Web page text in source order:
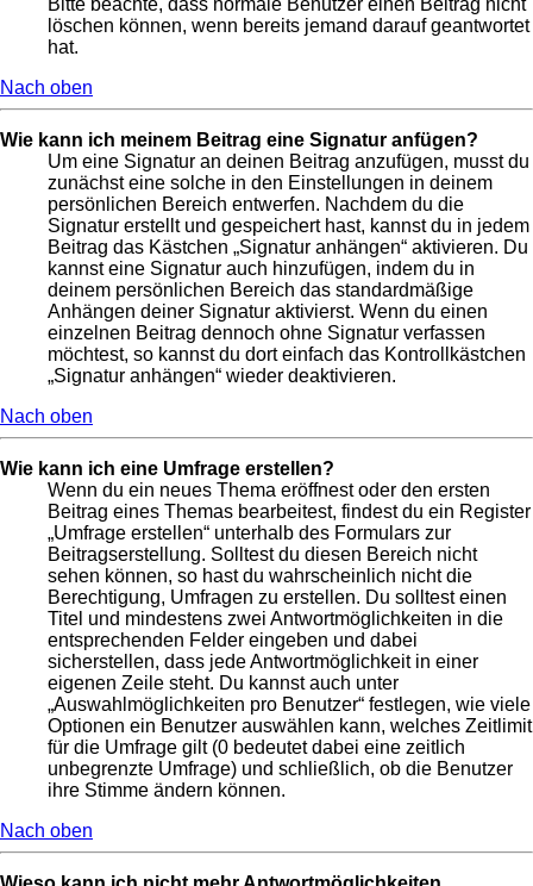
löschen können, wenn bereits jemand darauf geantwortet
hat.
Nach oben
Wie kann ich meinem Beitrag eine Signatur anfügen?
Um eine Signatur an deinen Beitrag anzufügen, musst du
zunächst eine solche in den Einstellungen in deinem
persönlichen Bereich entwerfen. Nachdem du die
Signatur erstellt und gespeichert hast, kannst du in jedem
Beitrag das Kästchen „Signatur anhängen“ aktivieren. Du
kannst eine Signatur auch hinzufügen, indem du in
deinem persönlichen Bereich das standardmäßige
Anhängen deiner Signatur aktivierst. Wenn du einen
einzelnen Beitrag dennoch ohne Signatur verfassen
möchtest, so kannst du dort einfach das Kontrollkästchen
„Signatur anhängen“ wieder deaktivieren.
Nach oben
Wie kann ich eine Umfrage erstellen?
Wenn du ein neues Thema eröffnest oder den ersten
Beitrag eines Themas bearbeitest, findest du ein Register
„Umfrage erstellen“ unterhalb des Formulars zur
Beitragserstellung. Solltest du diesen Bereich nicht
sehen können, so hast du wahrscheinlich nicht die
Berechtigung, Umfragen zu erstellen. Du solltest einen
Titel und mindestens zwei Antwortmöglichkeiten in die
entsprechenden Felder eingeben und dabei
sicherstellen, dass jede Antwortmöglichkeit in einer
eigenen Zeile steht. Du kannst auch unter
„Auswahlmöglichkeiten pro Benutzer“ festlegen, wie viele
Optionen ein Benutzer auswählen kann, welches Zeitlimit
für die Umfrage gilt (0 bedeutet dabei eine zeitlich
unbegrenzte Umfrage) und schließlich, ob die Benutzer
ihre Stimme ändern können.
Nach oben